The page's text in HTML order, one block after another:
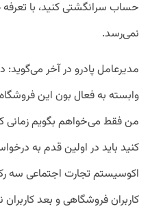
حساب سرانگشتی کنید، با
نمی‌رسد.
مدیرعامل پادرو در آخر
وابسته به فعال بون این
من فقط می‌خواهم بگویم زمانی
کنید باید در اولین قدم به
اکوسیستم تجارت اجتماعی سه
کاربران فروشگاهی و بعد